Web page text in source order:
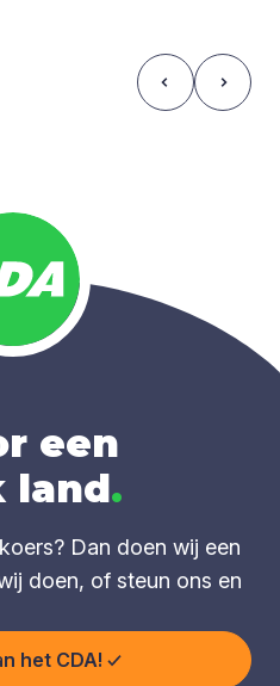
een
land.
Dan doen wij een
doen, of steun ons en
het CDA!